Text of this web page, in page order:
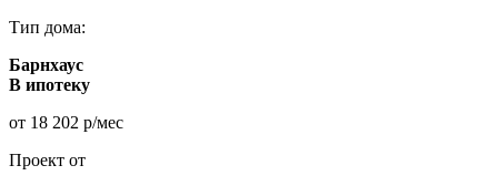
Тип дома:
Барнхаус
В ипотеку
от 18 202 р/мес
Проект от